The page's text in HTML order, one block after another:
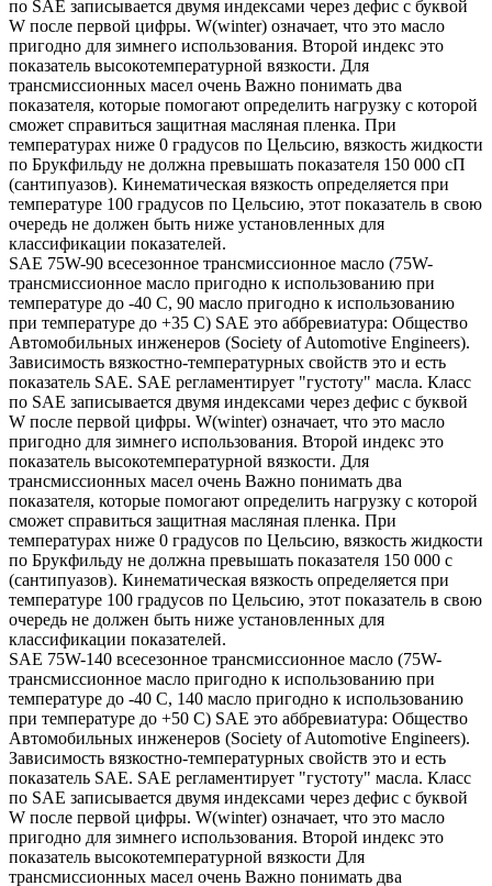
по SAE записывается двумя индексами через дефис с буквой
W после первой цифры. W(winter) означает, что это масло
пригодно для зимнего использования. Второй индекс это
показатель высокотемпературной вязкости. Для
трансмиссионных масел очень Важно понимать два
показателя, которые помогают определить нагрузку с которой
сможет справиться защитная масляная пленка. При
температурах ниже 0 градусов по Цельсию, вязкость жидкости
по Брукфильду не должна превышать показателя 150 000 сП
(сантипуазов). Кинематическая вязкость определяется при
температуре 100 градусов по Цельсию, этот показатель в свою
очередь не должен быть ниже установленных для
классификации показателей.
SAE 75W-90 всесезонное трансмиссионное масло (75W-
трансмиссионное масло пригодно к использованию при
температуре до -40 С, 90 масло пригодно к использованию
при температуре до +35 С) SAE это аббревиатура: Общество
Автомобильных инженеров (Society of Automotive Engineers).
Зависимость вязкостно-температурных свойств это и есть
показатель SAE. SAE регламентирует "густоту" масла. Класс
по SAE записывается двумя индексами через дефис с буквой
W после первой цифры. W(winter) означает, что это масло
пригодно для зимнего использования. Второй индекс это
показатель высокотемпературной вязкости. Для
трансмиссионных масел очень Важно понимать два
показателя, которые помогают определить нагрузку с которой
сможет справиться защитная масляная пленка. При
температурах ниже 0 градусов по Цельсию, вязкость жидкости
по Брукфильду не должна превышать показателя 150 000 с
(сантипуазов). Кинематическая вязкость определяется при
температуре 100 градусов по Цельсию, этот показатель в свою
очередь не должен быть ниже установленных для
классификации показателей.
SAE 75W-140 всесезонное трансмиссионное масло (75W-
трансмиссионное масло пригодно к использованию при
температуре до -40 С, 140 масло пригодно к использованию
при температуре до +50 С) SAE это аббревиатура: Общество
Автомобильных инженеров (Society of Automotive Engineers).
Зависимость вязкостно-температурных свойств это и есть
показатель SAE. SAE регламентирует "густоту" масла. Класс
по SAE записывается двумя индексами через дефис с буквой
W после первой цифры. W(winter) означает, что это масло
пригодно для зимнего использования. Второй индекс это
показатель высокотемпературной вязкости Для
трансмиссионных масел очень Важно понимать два